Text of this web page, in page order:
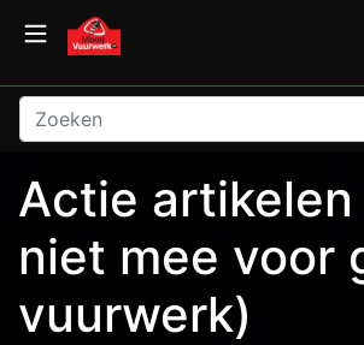
Actie
niet mee voor
vuurwerk)